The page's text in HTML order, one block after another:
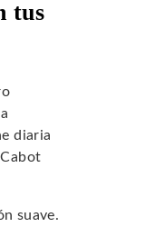
tus
diaria
suave.